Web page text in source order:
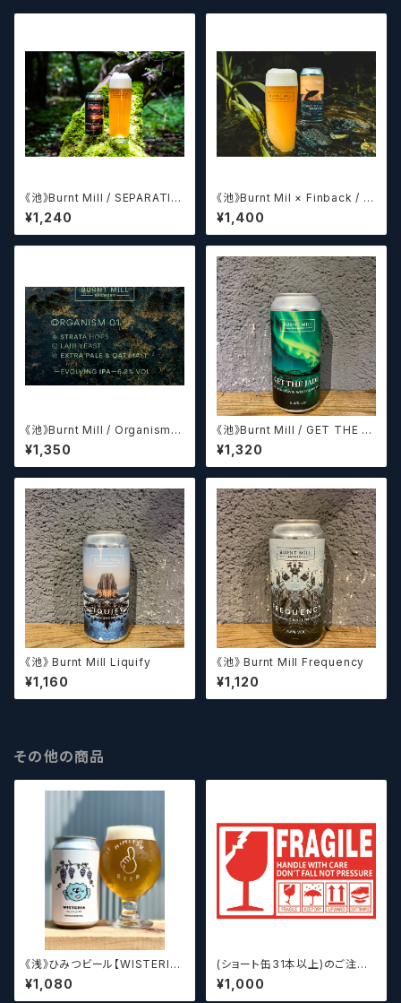
《池》Burnt Mill / SEPARATIN
G CIRCLES
¥1,240
《池》Burnt Mil × Finback / F
LIGHT OF WHALES
¥1,400
《池》Burnt Mill / Organism O
1 オーガニズムO1
¥1,350
《池》Burnt Mill / GET THE J
ADE
¥1,320
《池》 Burnt Mill Liquify
¥1,160
《池》 Burnt Mill Frequency
¥1,120
その他の商品
《浅》ひみつビール【WISTERIA】
／ ウィステリア
¥1,080
(ショート缶31本以上)のご注文
の場合いこちらをご購入くださ
い。 【クラフトビール】
¥1,000